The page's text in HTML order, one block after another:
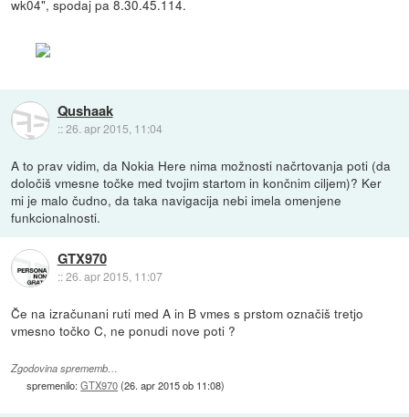
wk04", spodaj pa 8.30.45.114.
Qushaak
::26. apr 2015, 11:04
A to prav vidim, da Nokia Here nima možnosti načrtovanja poti (da
določiš vmesne točke med tvojim startom in končnim ciljem)? Ker
mi je malo čudno, da taka navigacija nebi imela omenjene
funkcionalnosti.
GTX970
::26. apr 2015, 11:07
Če na izračunani ruti med A in B vmes s prstom označiš tretjo
vmesno točko C, ne ponudi nove poti ?
Zgodovina sprememb…
spremenilo:GTX970(26. apr 2015 ob 11:08)